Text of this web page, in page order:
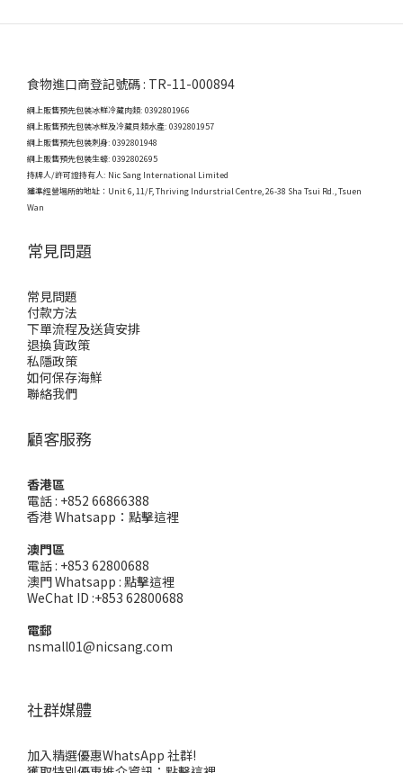
食物進口商登記號碼 : TR-11-000894
網上販售預先包裝冰鮮冷藏肉類: 0392801966
網上販售預先包裝冰鮮及冷藏貝類水產: 0392801957
網上販售預先包裝刺身: 0392801948
網上販售預先包裝生蠔: 0392802695
持牌人/許可證持有人: Nic Sang International Limited
獲準經營場所的地址： Unit 6, 11/F, Thriving Indurstrial Centre, 26-38 Sha Tsui Rd., Tsuen
Wan
常見問題
常見問題
付款方法
下單流程及送貨安排
退換貨政策
私隱政策
如何保存海鮮
聯絡我們
顧客服務
香港區
電話 : +852 66866388
香港 Whatsapp： 點擊這裡
澳門區
電話 : +853 62800688
澳門 Whatsapp : 點擊這裡
WeChat ID :+853 62800688
電郵
nsmall01@nicsang.com
社群媒體
加入精選優惠WhatsApp 社群!